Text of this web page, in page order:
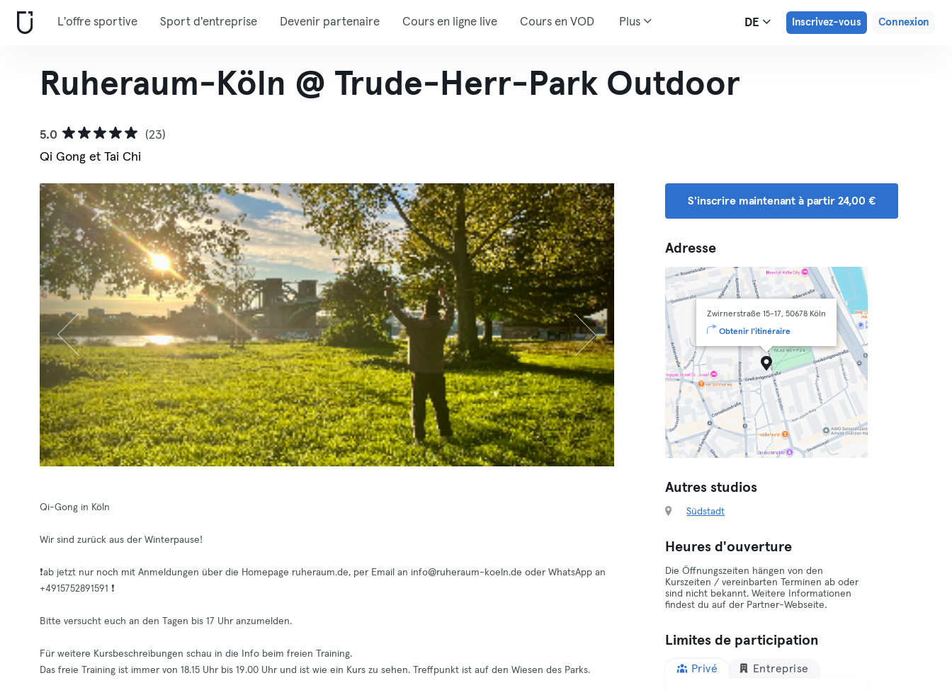
L'offre sportive Sport d'entreprise Devenir partenaire Cours en ligne live Cours en VOD Plus DE Inscrivez-vous Connexion
Ruheraum-Köln @ Trude-Herr-Park Outdoor
5.0
(23)
Qi Gong et Tai Chi
Qi-Gong in Köln
Wir sind zurück aus der Winterpause!
❗️ab jetzt nur noch mit Anmeldungen über die Homepage ruheraum.de, per Email an info@ruheraum-koeln.de oder WhatsApp an
‪+4915752891591‬ ❗️
Bitte versucht euch an den Tagen bis 17 Uhr anzumelden.
Für weitere Kursbeschreibungen schau in die Info beim freien Training.
Das freie Training ist immer von 18.15 Uhr bis 19.00 Uhr und ist wie ein Kurs zu sehen. Treffpunkt ist auf den Wiesen des Parks.
S'inscrire maintenant à partir 24,00 €
Adresse
Zwirnerstraße 15-17, 50678 Köln
Obtenir l'itinéraire
Autres studios
Südstadt
Heures d'ouverture
Die Öffnungszeiten hängen von den
Kurszeiten / vereinbarten Terminen ab oder
sind nicht bekannt. Weitere Informationen
findest du auf der Partner-Webseite.
Limites de participation
Privé Entreprise